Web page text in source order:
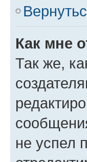
Как мне
Так же,
не успел